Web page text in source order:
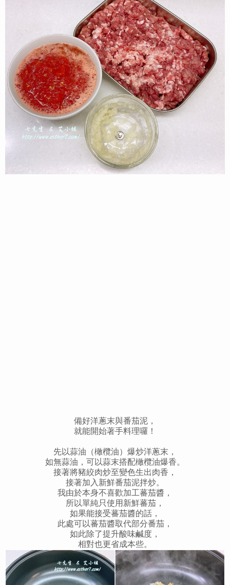
備好洋蔥末與番茄泥，
就能開始著手料理囉！
先以蒜油（橄欖油）爆炒洋蔥末，
如無蒜油，可以蒜末搭配橄欖油爆香。
接著將豬絞肉炒至變色生出肉香，
接著加入新鮮番茄泥拌炒。
我由於本身不喜歡加工蕃茄醬，
所以單純只使用新鮮蕃茄，
如果能接受蕃茄醬的話，
此處可以蕃茄醬取代部分番茄，
如此除了提升酸味鹹度，
相對也更省成本些。